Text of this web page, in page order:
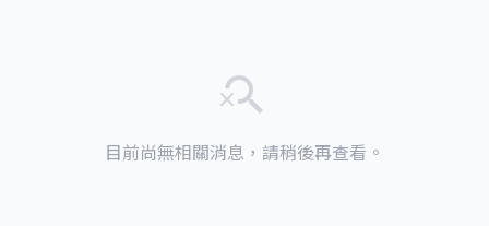
search_off
目前尚無相關消息，請稍後再查看。